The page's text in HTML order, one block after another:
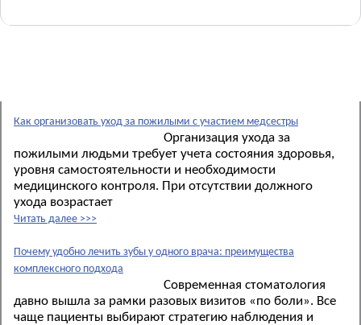
Как организовать уход за пожилыми с участием медсестры
Организация ухода за
пожилыми людьми требует учета состояния здоровья,
уровня самостоятельности и необходимости
медицинского контроля. При отсутствии должного
ухода возрастает
Читать далее >>>
Почему удобно лечить зубы у одного врача: преимущества
комплексного подхода
Современная стоматология
давно вышла за рамки разовых визитов «по боли». Все
чаще пациенты выбирают стратегию наблюдения и